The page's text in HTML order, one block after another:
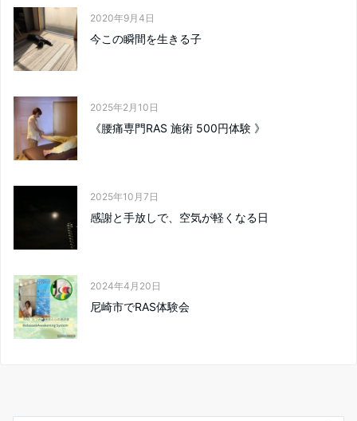
2020年9月4日
今この瞬間を生きる子
2025年2月10日
《腰痛専門RAS 施術 500円体験 》
2025年10月7日
感謝と手放しで、空気が軽くなる日
2024年4月20日
尼崎市でRAS体験会